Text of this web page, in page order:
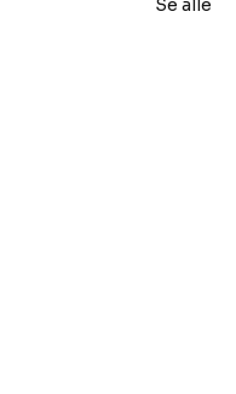
Se alle